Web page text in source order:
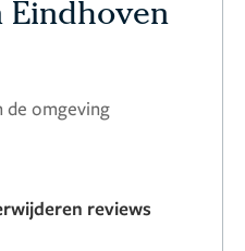
Eindhoven
de omgeving
reviews